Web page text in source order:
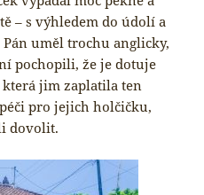
– s výhledem do údolí a
uměl trochu anglicky,
pochopili, že je dotuje
jim zaplatila ten
pro jejich holčičku,
dovolit.